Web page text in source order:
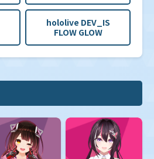
hololive DEV_IS
FLOW GLOW